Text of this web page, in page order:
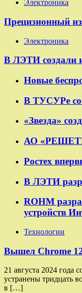
Электроника
Прецизионный
Электроника
В ЛЭТИ создали
Новые
В ТУСУРе
«Звезда»
АО
Ростех
В ЛЭТИ
ROHM
устройств
Технологии
Вышел Chrome
21 августа 2024 года
устранены тридцать
в […]